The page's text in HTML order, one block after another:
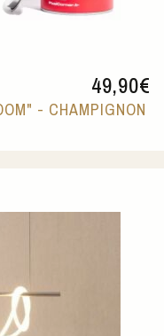
49,90€
- CHAMPIGNON